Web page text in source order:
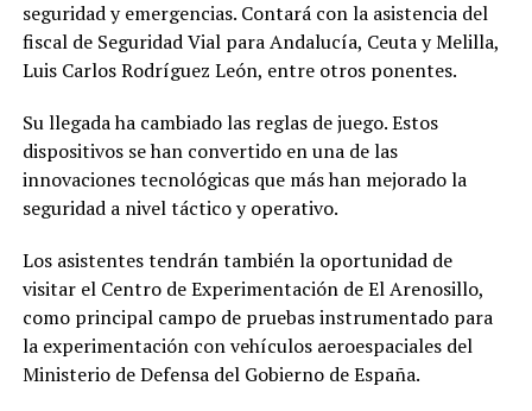
seguridad y emergencias. Contará con la asistencia del
fiscal de Seguridad Vial para Andalucía, Ceuta y Melilla,
Luis Carlos Rodríguez León, entre otros ponentes.
Su llegada ha cambiado las reglas de juego. Estos
dispositivos se han convertido en una de las
innovaciones tecnológicas que más han mejorado la
seguridad a nivel táctico y operativo.
Los asistentes tendrán también la oportunidad de
visitar el Centro de Experimentación de El Arenosillo,
como principal campo de pruebas instrumentado para
la experimentación con vehículos aeroespaciales del
Ministerio de Defensa del Gobierno de España.